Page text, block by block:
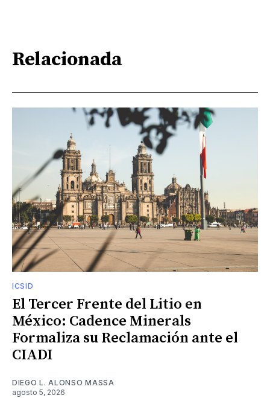
Relacionada
ICSID
El Tercer Frente del Litio en
México: Cadence Minerals
Formaliza su Reclamación ante el
CIADI
DIEGO L. ALONSO MASSA
agosto 5, 2026